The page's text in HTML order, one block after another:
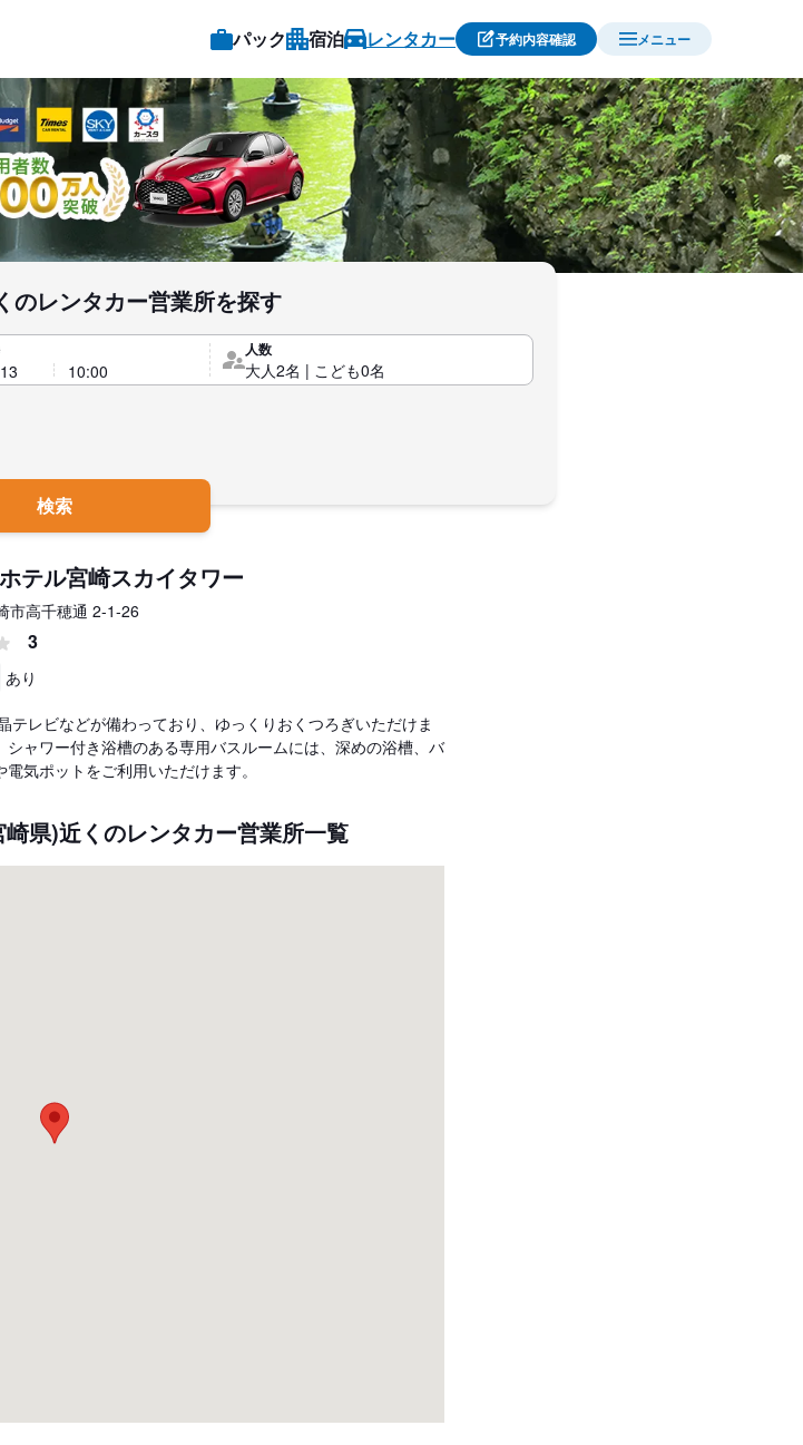
パック 宿泊 レンタカー 予約内容確認 メニュー
のレンタカー営業所を探す
人数
検索
テル宮崎スカイタワー
市高千穂通 2-1-26
3
あり
レビなどが備わっており、ゆっくりおくつろぎいただけま
ャワー付き浴槽のある専用バスルームには、深めの浴槽、バ
気ポットをご利用いただけます。
県)近くのレンタカー営業所一覧